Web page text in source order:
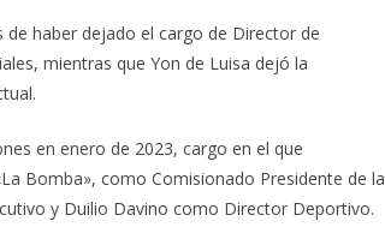
haber dejado el cargo de Director de
mientras que Yon de Luisa dejó la
en enero de 2023, cargo en el que
Bomba», como Comisionado Presidente de la
y Duilio Davino como Director Deportivo.